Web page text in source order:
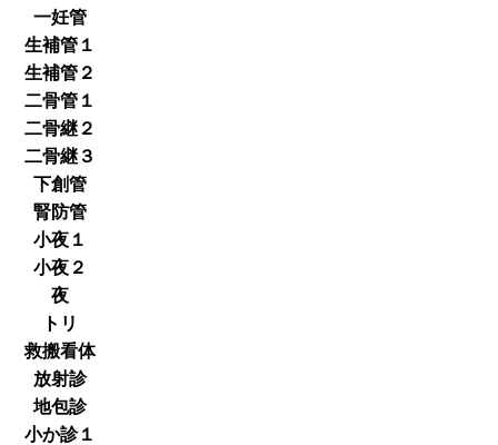
一妊管
生補管１
生補管２
二骨管１
二骨継２
二骨継３
下創管
腎防管
小夜１
小夜２
夜
トリ
救搬看体
放射診
地包診
小か診１